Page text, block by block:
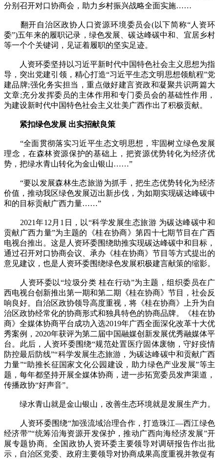
分别召开对口协商会，助力乡村振兴战略全面实施……
翻开自治区政协人口资源环境委员会(以下简称“人资环
委”)五年来的履职记录，绿色发展、碳达峰碳中和、宜居乡村
等一个个关键词，见证着履职的坚实足迹。
人资环委坚持以习近平新时代中国特色社会主义思想为指
导，突出党建引领，精心打造“习近平生态文明思想领航程”党
建品牌;强化务实担当，重点做好建言资政和凝聚共识两篇大
文章;充分发挥委员的主体作用和专门委员会的基础性作用，
为建设新时代中国特色社会主义壮美广西作出了积极贡献。
紧扣绿色发展 出实招献良策
“全面贯彻落实习近平生态文明思想，牢固树立绿色发展
理念，在森林资源保护的基础上，把资源优势转化为经济优
势，把绿水青山转化为金山银山……”
“要以发展森林生态旅游为抓手，把生态优势转化为经济
价值，推动我区绿色发展迈出新步伐，为如期实现碳达峰碳中
和的目标贡献广西力量……”
2021年12月1日，以“科学发展生态旅游 为碳达峰碳中和
贡献广西力量”为主题的《桂在协商》第四十七期节目在广西
电视台推出。这是人资环委围绕助推实现碳达峰碳中和目标，
通过召开对口协商会议、承办《桂在协商》节目等方式提出的
意见建议，也是人资环委围绕绿色发展积极建言献策的缩影。
人资环委以“垃圾分类 桂在行动”为主题，组织委员在广
西电视台创新推出第一期和第二期《桂在协商》节目，社会反
响良好。自治区政协领导高度重视，将《桂在协商》上升为自
治区政协经常化的协商形式和独具特色的协商品牌。《桂在协
商》全媒体协商平台成功入选2019年广西全面深化改革十大优
秀案例，2020年获评为第二届中国融媒创新发展优秀融媒体平
台。此后，人资环委围绕“规范处置医疗固体废物，守好疫情
防控最后防线”“科学发展生态旅游，为碳达峰碳中和贡献广西
力量”“助推长征国家文化公园建设，助力绿色产业发展”等主
题，每年都坚持开展全媒体协商，进一步拓宽委员发声渠道，
传播政协“好声音”。
绿水青山就是金山银山，改善生态环境就是发展生产力。
人资环委围绕“加强流域治理合作，打造珠江—西江绿色
经济带”“统筹沿海资源开发保护，推动广西向海经济发展”开
展专题协商。全国政协人资环委主要领导对调研报告作出批
示，自治区党委、政府主要领导对协商成果高度重视并敦促有